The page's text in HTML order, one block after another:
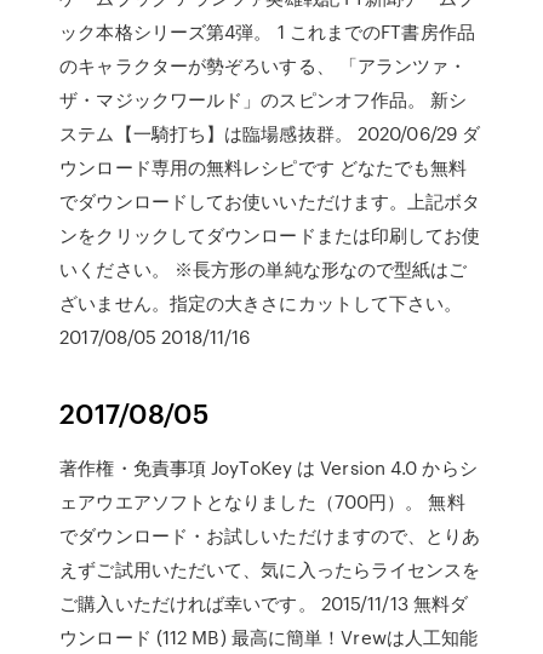
ック本格シリーズ第4弾。 1 これまでのFT書房作品
のキャラクターが勢ぞろいする、 「アランツァ・
ザ・マジックワールド」のスピンオフ作品。 新シ
ステム【一騎打ち】は臨場感抜群。 2020/06/29 ダ
ウンロード専用の無料レシピです どなたでも無料
でダウンロードしてお使いいただけます。上記ボタ
ンをクリックしてダウンロードまたは印刷してお使
いください。 ※長方形の単純な形なので型紙はご
ざいません。指定の大きさにカットして下さい。
2017/08/05 2018/11/16
2017/08/05
著作権・免責事項 JoyToKey は Version 4.0 からシ
ェアウエアソフトとなりました（700円）。 無料
でダウンロード・お試しいただけますので、とりあ
えずご試用いただいて、気に入ったらライセンスを
ご購入いただければ幸いです。 2015/11/13 無料ダ
ウンロード (112 MB) 最高に簡単！Vrewは人工知能